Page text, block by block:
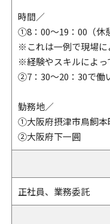
時間／
①8：00～19：00（休
※これは一例で現場に
※経験やスキルによっ
②7：30～20：30で働
勤務地／
①大阪府摂津市鳥飼本
②大阪府下一圓
正社員、業務委託